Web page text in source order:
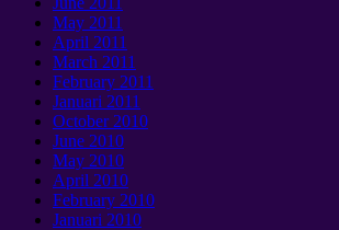
May 2011
April 2011
March 2011
February 2011
Januari 2011
October2010
June 2010
May 2010
April 2010
February 2010
Januari 2010